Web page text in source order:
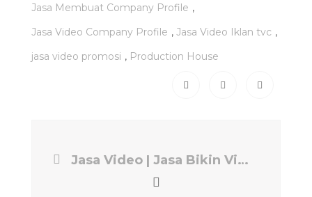
Jasa Membuat Company Profile ,
Jasa Video Company Profile , Jasa Video Iklan tvc ,
jasa video promosi , Production House
Jasa Video | Jasa Bikin Video Company Profile | Production House EPS PRODUCTION